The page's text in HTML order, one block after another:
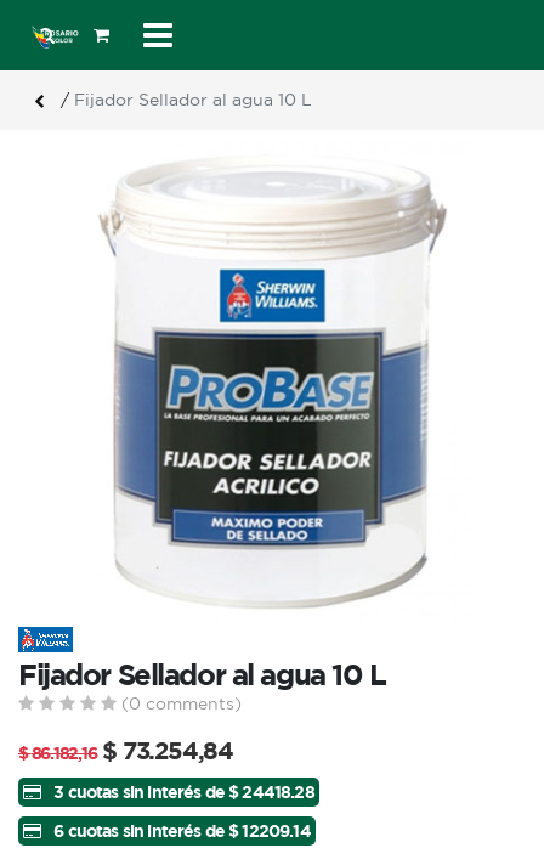
/ Fijador Sellador al agua 10 L
Fijador Sellador al agua 10 L
(0 comments)
$86.182,16 $ 73.254,84
3 cuotas sin interés de $ 24418.28
6 cuotas sin interés de $ 12209.14